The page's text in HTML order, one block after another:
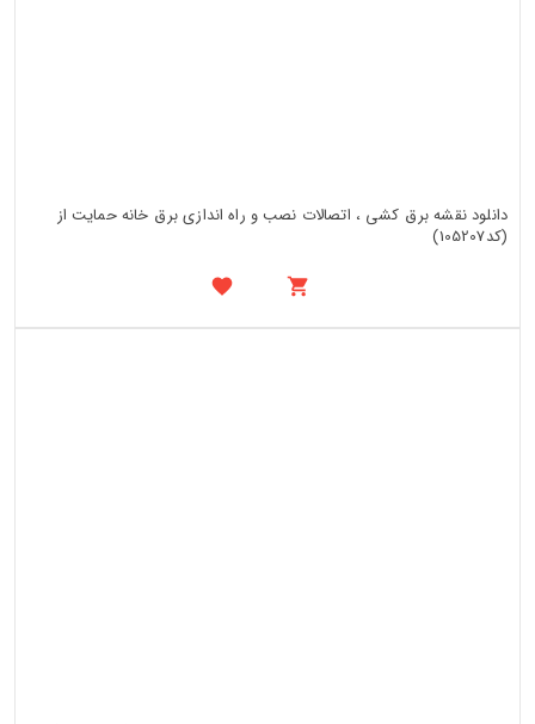
دانلود نقشه برق کشی ، اتصالات نصب و راه اندازی برق خانه حمایت از
(کد105207)